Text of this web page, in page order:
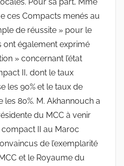
ces Compacts menés au
de réussite » pour le
ont également exprimé
» concernant l’état
II, dont le taux
les 90% et le taux de
80%. M. Akhannouch a
du MCC à venir
II au Maroc
de l’exemplarité
et le Royaume du